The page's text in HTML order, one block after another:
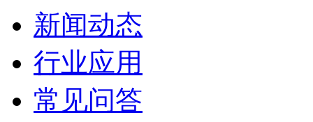
新闻动态
行业应用
常见问答